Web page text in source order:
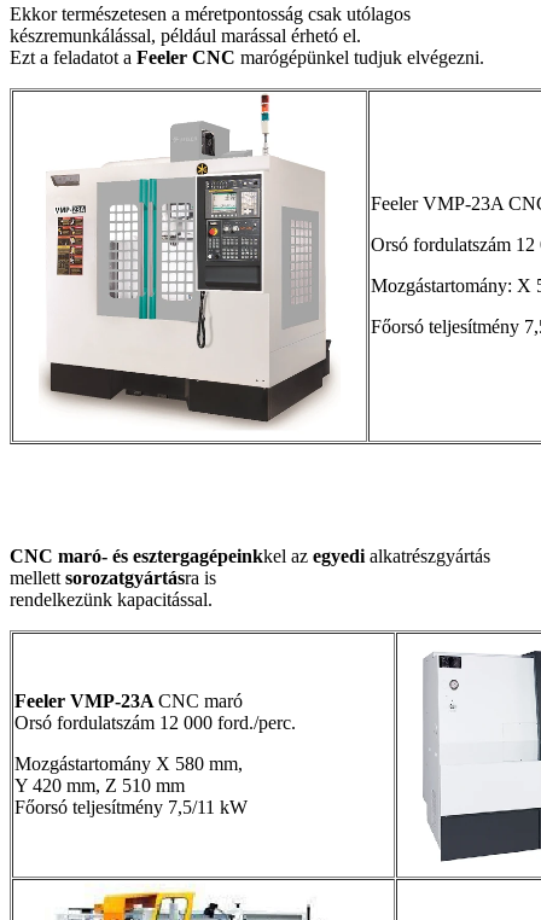
Ekkor természetesen a méretpontosság csak utólagos
készremunkálással, például marással érhetó el.
Ezt a feladatot a Feeler CNC marógépünkel tudjuk elvégezni.
Feeler VMP-23A
Orsó fordulatszám
Mozgástartomány: X
Főorsó teljesítmény
CNC maró- és esztergagépeinkkel az egyedi alkatrészgyártás
mellett sorozatgyártásra is
rendelkezünk kapacitással.
Feeler VMP-23A CNC maró
Orsó fordulatszám 12 000 ford./perc.
Mozgástartomány X 580 mm,
Y 420 mm, Z 510 mm
Főorsó teljesítmény 7,5/11 kW